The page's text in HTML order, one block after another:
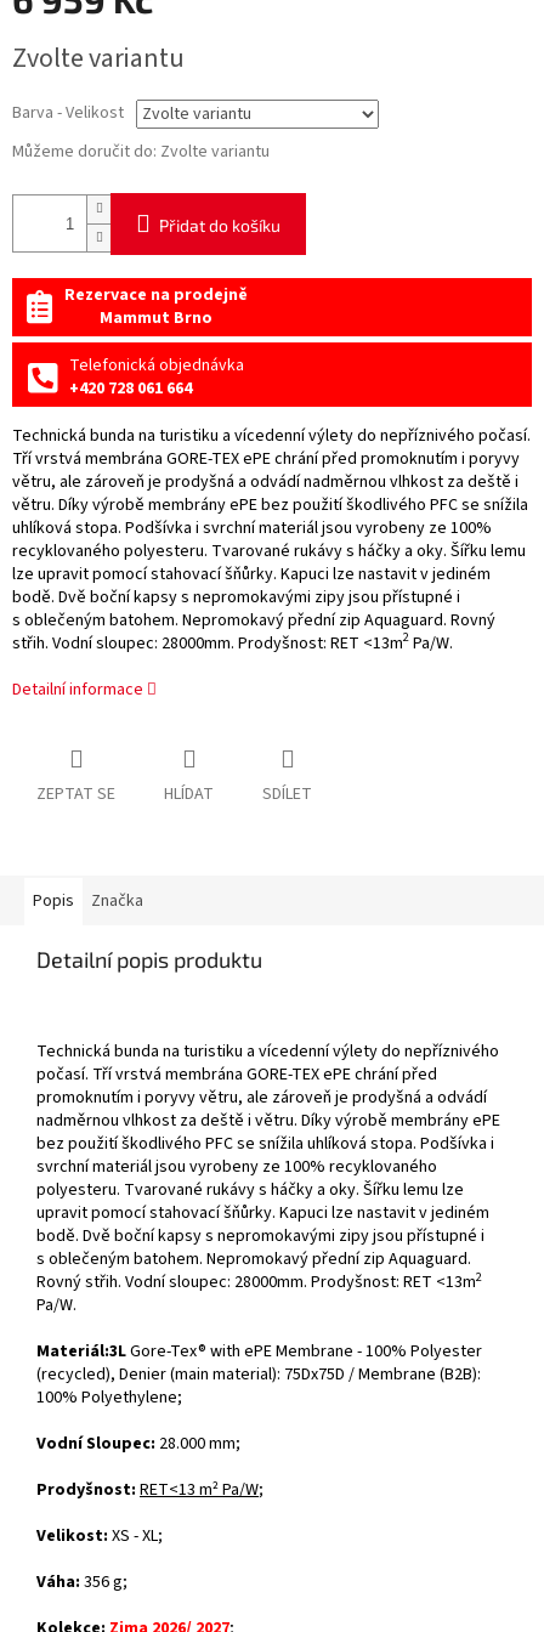
cena:
Zvolte variantu
Barva - Velikost
Můžeme doručit do: Zvolte variantu
Přidat do košíku
Rezervace na prodejně
Mammut Brno
Telefonická objednávka
+420 728 061 664
Technická bunda na turistiku a vícedenní výlety do nepříznivého počasí.
Tří vrstvá membrána GORE-TEX ePE chrání před promoknutím i poryvy
větru, ale zároveň je prodyšná a odvádí nadměrnou vlhkost za deště i
větru. Díky výrobě membrány ePE bez použití škodlivého PFC se snížila
uhlíková stopa. Podšívka i svrchní materiál jsou vyrobeny ze 100%
recyklovaného polyesteru. Tvarované rukávy s háčky a oky. Šířku lemu
lze upravit pomocí stahovací šňůrky. Kapuci lze nastavit v jediném
bodě. Dvě boční kapsy s nepromokavými zipy jsou přístupné i
s oblečeným batohem. Nepromokavý přední zip Aquaguard. Rovný
střih. Vodní sloupec: 28000mm. Prodyšnost: RET <13m2 Pa/W.
Detailní informace
ZEPTAT SE HLÍDAT SDÍLET
Popis Značka
Detailní popis produktu
Technická bunda na turistiku a vícedenní výlety do nepříznivého
počasí. Tří vrstvá membrána GORE-TEX ePE chrání před
promoknutím i poryvy větru, ale zároveň je prodyšná a odvádí
nadměrnou vlhkost za deště i větru. Díky výrobě membrány ePE
bez použití škodlivého PFC se snížila uhlíková stopa. Podšívka i
svrchní materiál jsou vyrobeny ze 100% recyklovaného
polyesteru. Tvarované rukávy s háčky a oky. Šířku lemu lze
upravit pomocí stahovací šňůrky. Kapuci lze nastavit v jediném
bodě. Dvě boční kapsy s nepromokavými zipy jsou přístupné i
s oblečeným batohem. Nepromokavý přední zip Aquaguard.
Rovný střih. Vodní sloupec: 28000mm. Prodyšnost: RET <13m2
Pa/W.
Materiál:3LGore-Tex® with ePE Membrane - 100% Polyester
(recycled), Denier (main material): 75Dx75D / Membrane (B2B):
100% Polyethylene;
Vodní Sloupec: 28.000 mm;
Prodyšnost: RET<13 m² Pa/W;
Velikost: XS - XL;
Váha: 356 g;